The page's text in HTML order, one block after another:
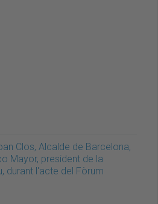
Clos, Alcalde de Barcelona,
Mayor, president de la
durant l'acte del Fòrum